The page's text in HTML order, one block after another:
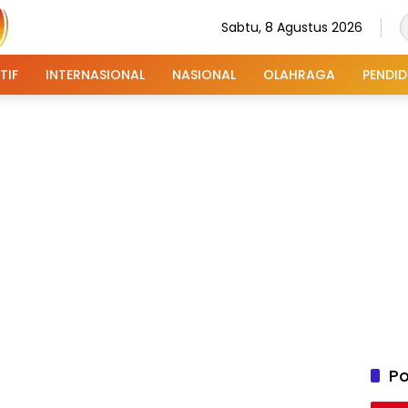
Sabtu, 8 Agustus 2026
INTERNASIONAL NASIONAL OLAHRAGA